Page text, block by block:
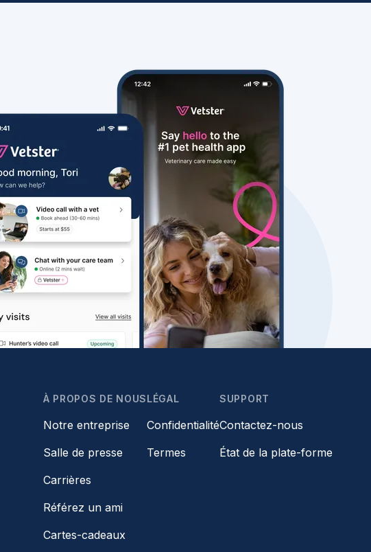
À PROPOS DE NOUS
Notre entreprise
Salle de presse
Carrières
Référez un ami
Cartes-cadeaux
LÉGAL
Confidentialité
Termes
SUPPORT
Contactez-nous
État de la plate-forme